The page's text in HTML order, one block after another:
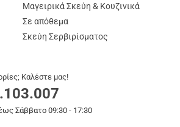
Μαγειρικά Σκεύη & Κουζινικά
Σε απόθεμα
Σκεύη Σερβιρίσματος
Καλέστε μας!
Σάββατο 09:30 - 17:30